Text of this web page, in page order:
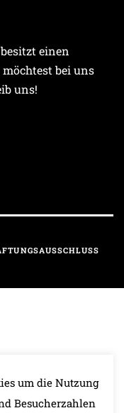
einen
bei uns
uns!
um die Nutzung
Besucherzahlen